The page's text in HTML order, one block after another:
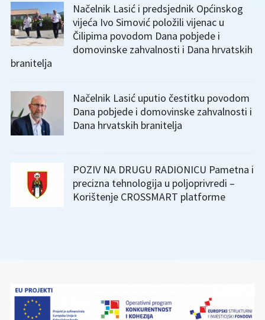
Načelnik Lasić i predsjednik Općinskog
vijeća Ivo Simović položili vijenac u
Čilipima povodom Dana pobjede i
domovinske zahvalnosti i Dana hrvatskih
branitelja
Načelnik Lasić uputio čestitku povodom
Dana pobjede i domovinske zahvalnosti i
Dana hrvatskih branitelja
POZIV NA DRUGU RADIONICU Pametna i
precizna tehnologija u poljoprivredi –
Korištenje CROSSMART platforme